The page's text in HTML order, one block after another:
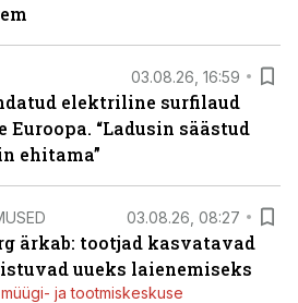
03.08.26, 16:59
elektriline surfilaud
Euroopa. “Ladusin säästud
ehitama”
03.08.26, 08:27
ärkab: tootjad kasvatavad
uueks laienemiseks
ja tootmiskeskuse